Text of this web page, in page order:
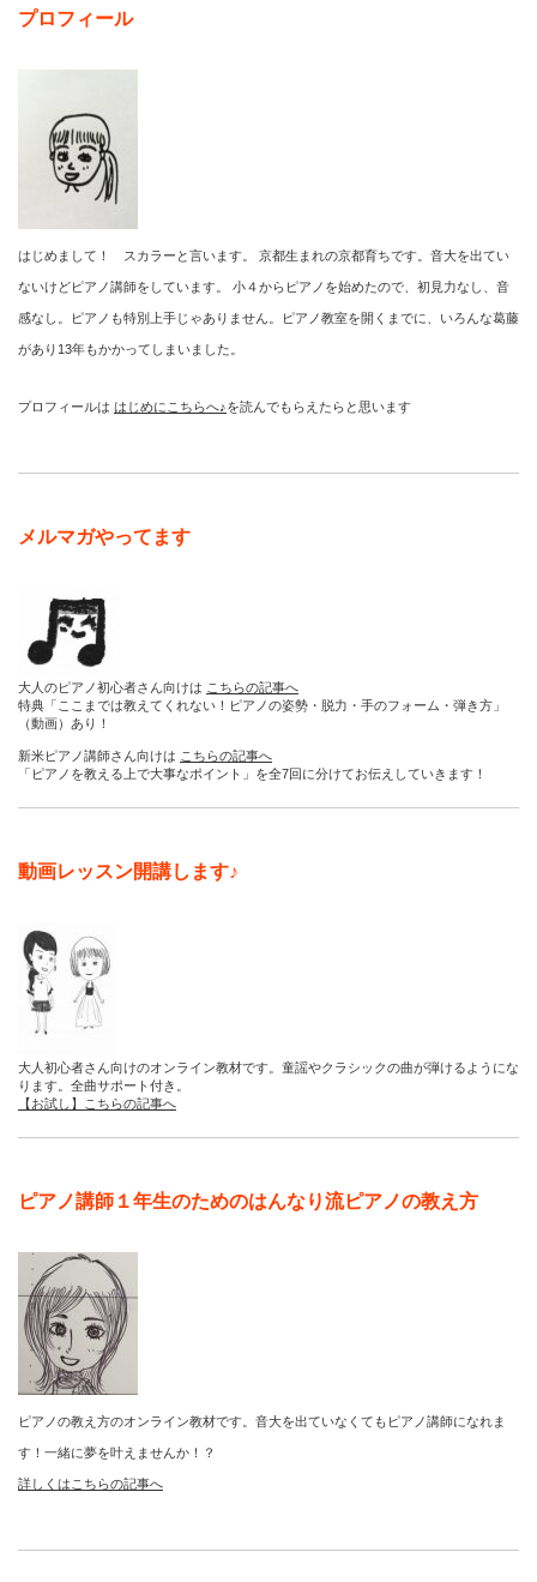
プロフィール
はじめまして！ スカラーと言います。 京都生まれの京都育ちです。音大を出てい
ないけどピアノ講師をしています。 小４からピアノを始めたので、初見力なし、音
感なし。ピアノも特別上手じゃありません。ピアノ教室を開くまでに、いろんな葛藤
があり13年もかかってしまいました。
プロフィールは はじめにこちらへ♪を読んでもらえたらと思います
メルマガやってます
大人のピアノ初心者さん向けは こちらの記事へ
特典「ここまでは教えてくれない！ピアノの姿勢・脱力・手のフォーム・弾き方」
（動画）あり！
新米ピアノ講師さん向けは こちらの記事へ
「ピアノを教える上で大事なポイント」を全7回に分けてお伝えしていきます！
動画レッスン開講します♪
大人初心者さん向けのオンライン教材です。童謡やクラシックの曲が弾けるようにな
ります。全曲サポート付き。
【お試し】こちらの記事へ
ピアノ講師１年生のためのはんなり流ピアノの教え方
ピアノの教え方のオンライン教材です。音大を出ていなくてもピアノ講師になれま
す！一緒に夢を叶えませんか！？
詳しくはこちらの記事へ